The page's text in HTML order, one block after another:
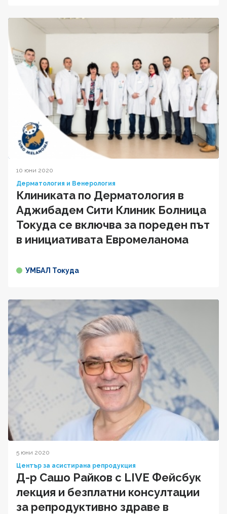
10 юни 2020
Дерматология и Венерология
Клиниката по Дерматология в
Аджибадем Сити Клиник Болница
Токуда се включва за пореден път
в инициативата Евромеланома
УМБАЛ Токуда
5 юни 2020
Център за асистирана репродукция
Д-р Сашо Райков с LIVE Фейсбук
лекция и безплатни консултации
за репродуктивно здраве в